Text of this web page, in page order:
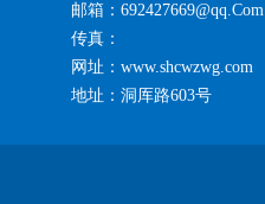
邮箱：692427669@qq.Com
传真：
网址：www.shcwzwg.com
地址：洞厍路603号